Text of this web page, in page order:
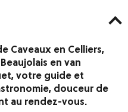
Caveaux en Celliers,
en van
votre guide et
douceur de
au rendez-vous.